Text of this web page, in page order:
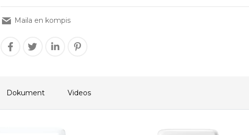
Maila en kompis
Dokument Videos